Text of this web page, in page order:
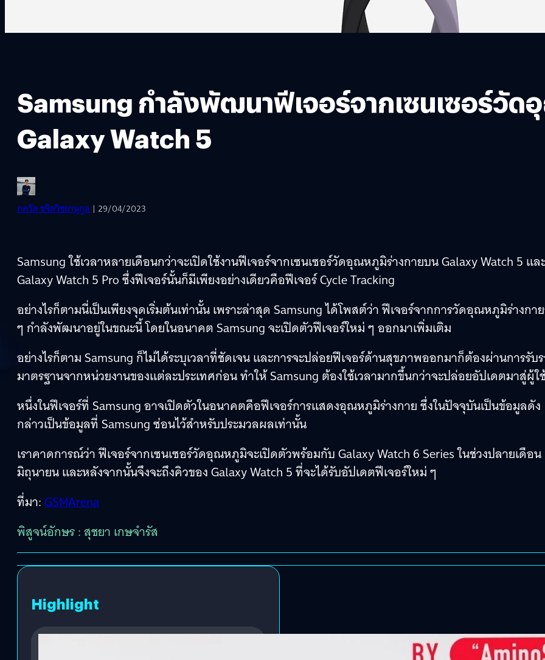
Samsung กำลังพัฒนาฟีเจอร์จากเซนเซอร์วัด
Galaxy Watch 5
ภควัต ขจิตวิชยานุกูล | 29/04/2023
Samsung ใช้เวลาหลายเดือนกว่าจะเปิดใช้งานฟีเจอร์จากเซนเซอร์วัดอุณหภูมิร่างกายบน Galaxy Watch 5 แล
Galaxy Watch 5 Pro ซึ่งฟีเจอร์นั้นก็มีเพียงอย่างเดียวคือฟีเจอร์ Cycle Tracking
อย่างไรก็ตามนี่เป็นเพียงจุดเริ่มต้นเท่านั้น เพราะล่าสุด Samsung ได้โพสต์ว่า ฟีเจอร์จากการวัดอุณหภูมิร่างกา
ๆ กำลังพัฒนาอยู่ในขณะนี้ โดยในอนาคต Samsung จะเปิดตัวฟีเจอร์ใหม่ ๆ ออกมาเพิ่มเติม
อย่างไรก็ตาม Samsung ก็ไม่ได้ระบุเวลาที่ชัดเจน และการจะปล่อยฟีเจอร์ด้านสุขภาพออกมาก็ต้องผ่านการรับ
มาตรฐานจากหน่วยงานของแต่ละประเทศก่อน ทำให้ Samsung ต้องใช้เวลามากขึ้นกว่าจะปล่อยอัปเดตมาสู่ผู้ใ
หนึ่งในฟีเจอร์ที่ Samsung อาจเปิดตัวในอนาคตคือฟีเจอร์การแสดงอุณหภูมิร่างกาย ซึ่งในปัจจุบันเป็นข้อมูลดัง
กล่าวเป็นข้อมูลที่ Samsung ซ่อนไว้สำหรับประมวลผลเท่านั้น
เราคาดการณ์ว่า ฟีเจอร์จากเซนเซอร์วัดอุณหภูมิจะเปิดตัวพร้อมกับ Galaxy Watch 6 Series ในช่วงปลายเดือน
มิถุนายน และหลังจากนั้นจึงจะถึงคิวของ Galaxy Watch 5 ที่จะได้รับอัปเดตฟีเจอร์ใหม่ ๆ
ที่มา:GSMArena
พิสูจน์อักษร : สุชยา เกษจำรัส
Highlight